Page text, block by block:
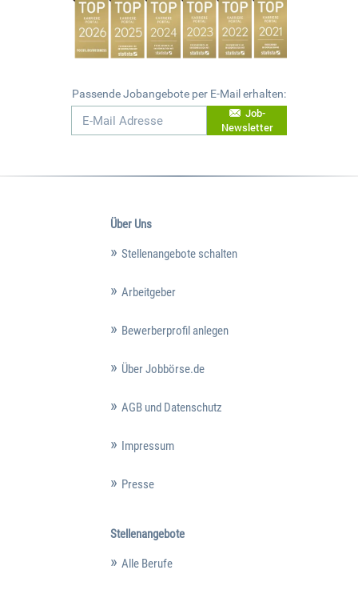
Passende Jobangebote per E-Mail erhalten:
Job-
Newsletter
Über Uns
Stellenangebote schalten
Arbeitgeber
Bewerberprofil anlegen
Über Jobbörse.de
AGB und Datenschutz
Impressum
Presse
Stellenangebote
Alle Berufe